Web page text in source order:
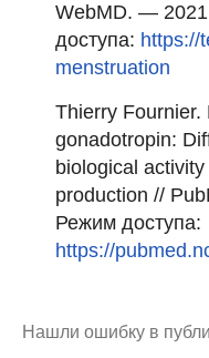
WebMD. —
доступа: https://
menstruation
Thierry Fournier.
gonadotropin:
biological
production //
Режим доступа:
https://
Нашли ошибку в